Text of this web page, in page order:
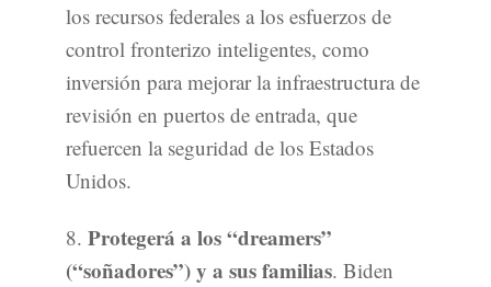
los recursos federales a los esfuerzos de
control fronterizo inteligentes, como
inversión para mejorar la infraestructura de
revisión en puertos de entrada, que
refuercen la seguridad de los Estados
Unidos.
8. Protegerá a los “dreamers”
(“soñadores”) y a sus familias. Biden